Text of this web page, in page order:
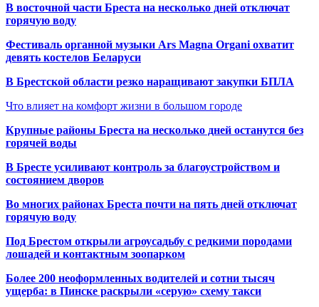
В восточной части Бреста на несколько дней отключат
горячую воду
Фестиваль органной музыки Ars Magna Organi охватит
девять костелов Беларуси
В Брестской области резко наращивают закупки БПЛА
Что влияет на комфорт жизни в большом городе
Крупные районы Бреста на несколько дней останутся без
горячей воды
В Бресте усиливают контроль за благоустройством и
состоянием дворов
Во многих районах Бреста почти на пять дней отключат
горячую воду
Под Брестом открыли агроусадьбу с редкими породами
лошадей и контактным зоопарком
Более 200 неоформленных водителей и сотни тысяч
ущерба: в Пинске раскрыли «серую» схему такси